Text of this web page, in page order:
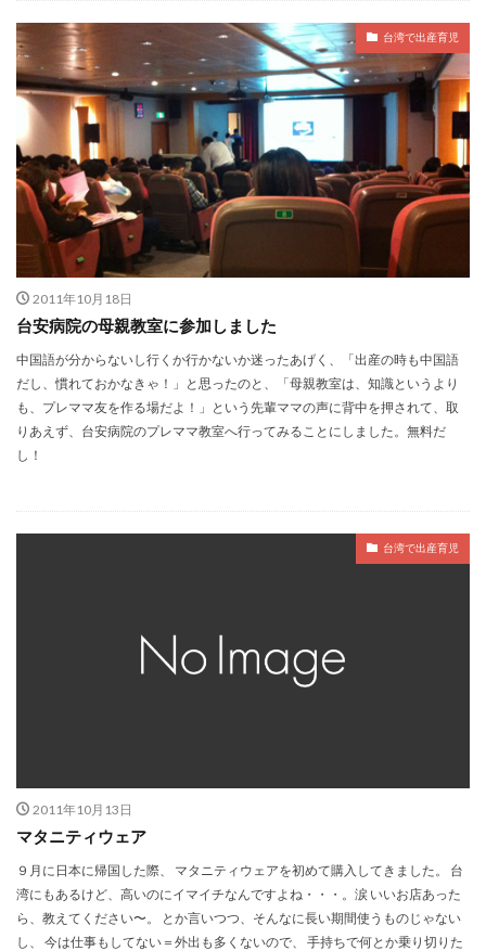
台湾で出産育児
2011年10月18日
台安病院の母親教室に参加しました
中国語が分からないし行くか行かないか迷ったあげく、「出産の時も中国語
だし、慣れておかなきゃ！」と思ったのと、「母親教室は、知識というより
も、プレママ友を作る場だよ！」という先輩ママの声に背中を押されて、取
りあえず、台安病院のプレママ教室へ行ってみることにしました。無料だ
し！
台湾で出産育児
2011年10月13日
マタニティウェア
９月に日本に帰国した際、 マタニティウェアを初めて購入してきました。 台
湾にもあるけど、高いのにイマイチなんですよね・・・。涙 いいお店あった
ら、教えてください〜。 とか言いつつ、そんなに長い期間使うものじゃない
し、 今は仕事もしてない＝外出も多くないので、 手持ちで何とか乗り切りた